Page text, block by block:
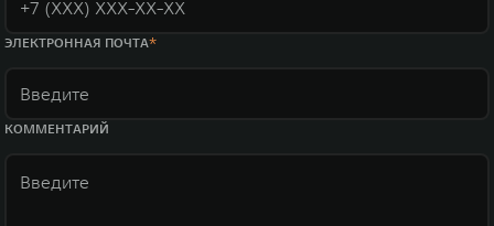
ЭЛЕКТРОННАЯ ПОЧТА
КОММЕНТАРИЙ